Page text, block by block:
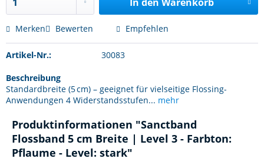
Merken Bewerten Empfehlen
Artikel-Nr.: 30083
Beschreibung
Standardbreite (5 cm) – geeignet für vielseitige Flossing-
Anwendungen 4 Widerstandsstufen... mehr
Produktinformationen "Sanctband
Flossband 5 cm Breite | Level 3 - Farbton:
Pflaume - Level: stark"